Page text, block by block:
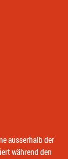
ausserhalb der
während den